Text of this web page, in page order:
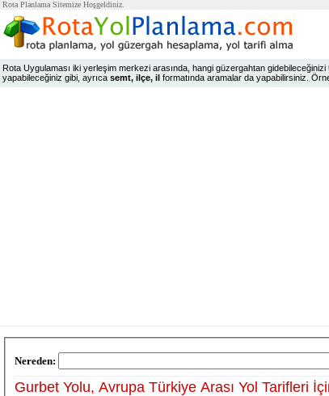
Rota Planlama Sitemize Hoşgeldiniz.
Rota Uygulaması iki yerleşim merkezi arasında, hangi güzergahtan
yapabileceğiniz gibi, ayrıca semt, ilçe, il formatında aramalar da yapabilirsiniz.
Nereden:
Gurbet Yolu, Avrupa Türkiye Arası Yol Tarifleri